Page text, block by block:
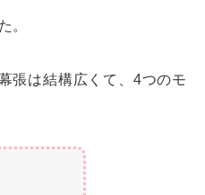
。
張は結構広くて、4つのモ